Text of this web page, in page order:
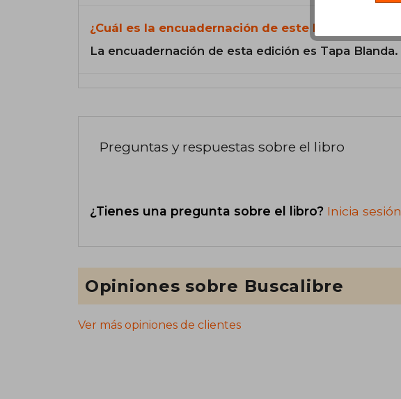
¿Cuál es la encuadernación de este libro?
La encuadernación de esta edición es Tapa Blanda.
Preguntas y respuestas sobre el libro
¿Tienes una pregunta sobre el libro? Inicia sesión
Opiniones sobre Buscalibre
Ver más opiniones de clientes